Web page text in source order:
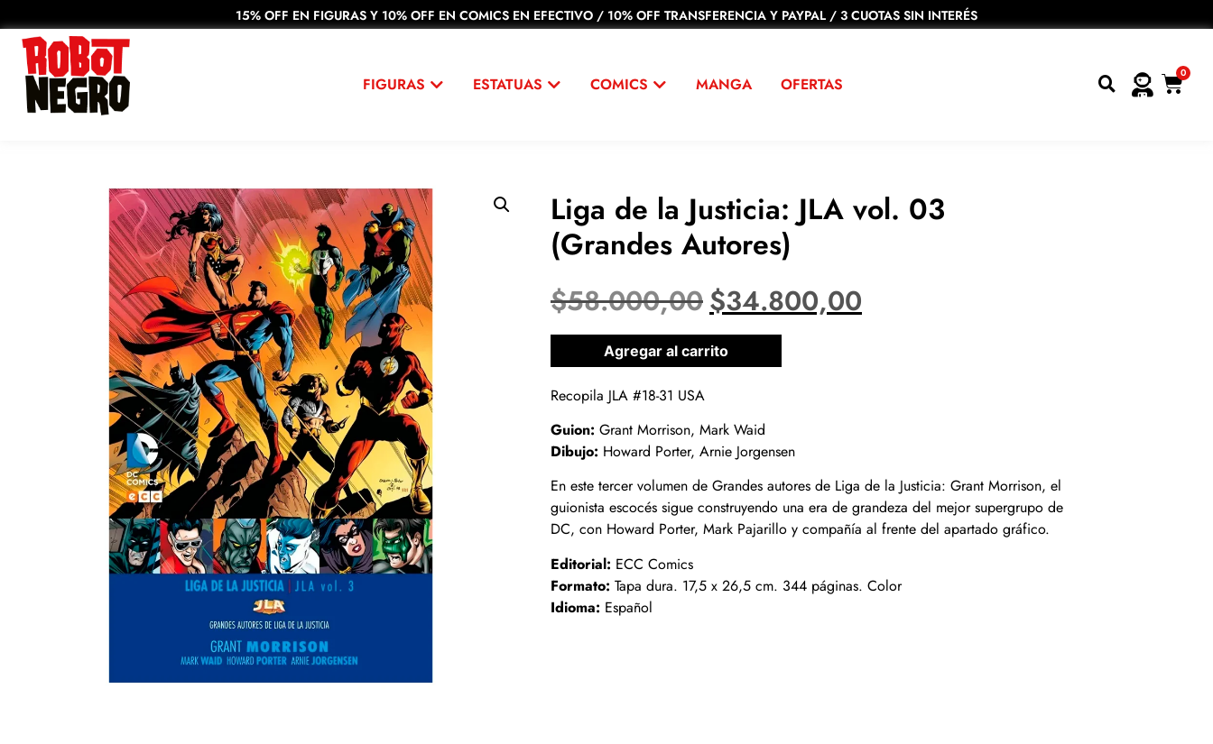
15% OFF EN FIGURAS Y 10% OFF EN COMICS EN EFECTIVO / 10% OFF TRANSFERENCIA Y PAYPAL / 3 CUOTAS SIN INTERÉS
FIGURAS ESTATUAS COMICS MANGA OFERTAS
0
Liga de la Justicia: JLA vol. 03
(Grandes Autores)
$58.000,00$34.800,00
1 disponibles
Agregar al carrito
Recopila JLA #18-31 USA
Guion: Grant Morrison, Mark Waid
Dibujo: Howard Porter, Arnie Jorgensen
En este tercer volumen de Grandes autores de Liga de la Justicia: Grant Morrison, el
guionista escocés sigue construyendo una era de grandeza del mejor supergrupo de
DC, con Howard Porter, Mark Pajarillo y compañía al frente del apartado gráfico.
Editorial: ECC Comics
Formato: Tapa dura. 17,5 x 26,5 cm. 344 páginas. Color
Idioma: Español